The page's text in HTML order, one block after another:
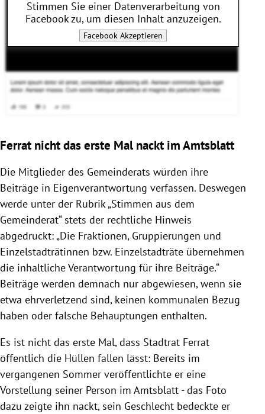
Stimmen Sie einer Datenverarbeitung von
Facebookzu, um diesen Inhalt anzuzeigen.
Facebook Akzeptieren
Ferrat nicht das erste Mal nackt im Amtsblatt
Die Mitglieder des Gemeinderats würden ihre
Beiträge in Eigenverantwortung verfassen. Deswegen
werde unter der Rubrik „Stimmen aus dem
Gemeinderat“ stets der rechtliche Hinweis
abgedruckt: „Die Fraktionen, Gruppierungen und
Einzelstadträtinnen bzw. Einzelstadträte übernehmen
die inhaltliche Verantwortung für ihre Beiträge.“
Beiträge werden demnach nur abgewiesen, wenn sie
etwa ehrverletzend sind, keinen kommunalen Bezug
haben oder falsche Behauptungen enthalten.
Es ist nicht das erste Mal, dass Stadtrat Ferrat
öffentlich die Hüllen fallen lässt: Bereits im
vergangenen Sommer veröffentlichte er eine
Vorstellung seiner Person im Amtsblatt - das Foto
dazu zeigte ihn nackt, sein Geschlecht bedeckte er